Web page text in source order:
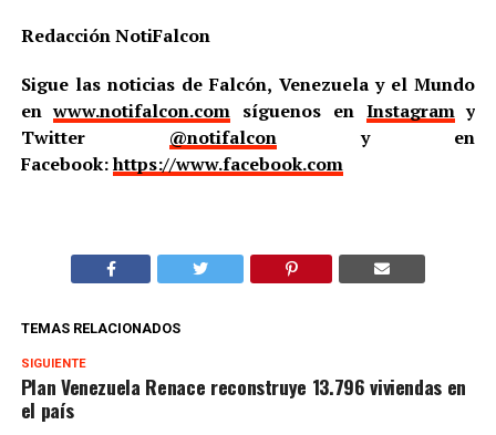
Redacción NotiFalcon
Sigue las noticias de Falcón, Venezuela y el Mundo
enwww.notifalcon.com síguenos en Instagramy
Twitter @notifalcony en
Facebook:https://www.facebook.com
TEMAS RELACIONADOS
SIGUIENTE
Plan Venezuela Renace reconstruye 13.796 viviendas en
el país